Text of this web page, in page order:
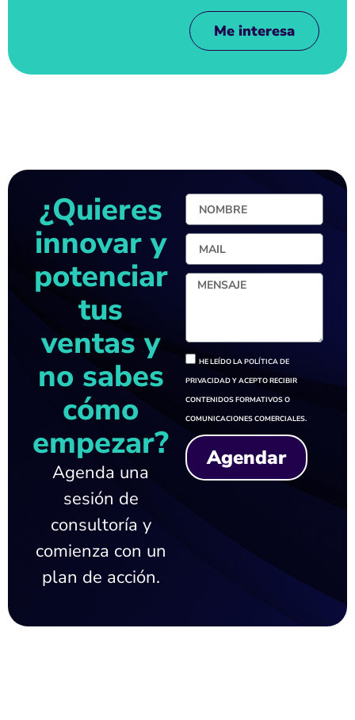
Me interesa
¿Quieres
innovar y
potenciar
tus
ventas y
no sabes
cómo
empezar?
Agenda una
sesión de
consultoría y
comienza con un
plan de acción.
HE LEÍDO LAPOLÍTICA DE
PRIVACIDADY ACEPTO RECIBIR
CONTENIDOS FORMATIVOS O
COMUNICACIONES COMERCIALES.
Agendar